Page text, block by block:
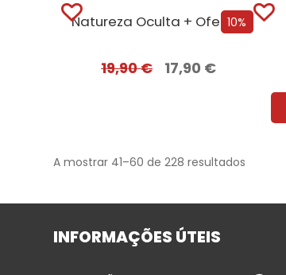
10%
Natureza Oculta + Oferta A Primeira Vez para Sempre
19,90€ 17,90 €
A mostrar 41–60 de 228 resultados
INFORMAÇÕES ÚTEIS